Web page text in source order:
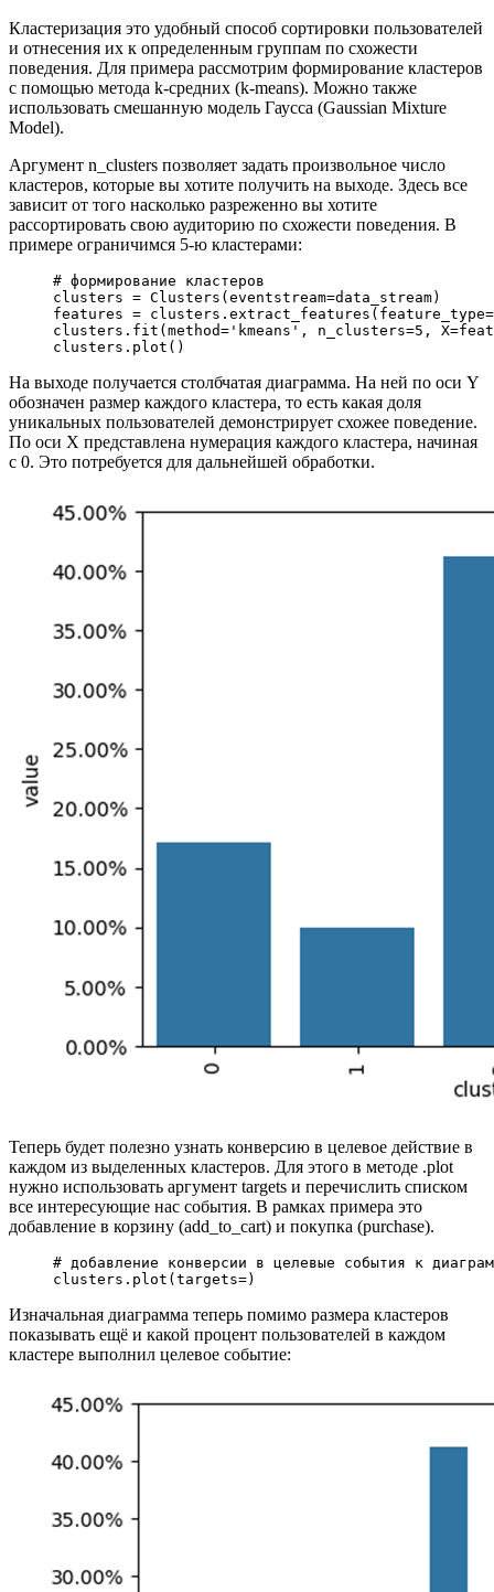
Кластеризация это удобный способ сортировки пользователей
и отнесения их к определенным группам по схожести
поведения. Для примера рассмотрим формирование кластеров
с помощью метода k-средних (k-means). Можно также
использовать смешанную модель Гаусса (Gaussian Mixture
Model).
Аргумент n_clusters позволяет задать произвольное число
кластеров, которые вы хотите получить на выходе. Здесь все
зависит от того насколько разреженно вы хотите
рассортировать свою аудиторию по схожести поведения. В
примере ограничимся 5-ю кластерами:
# формирование кластеров
clusters = Clusters(eventstream=data_stream)
features = clusters.extract_features( feature_type=
clusters.fit(method= 'kmeans' , n_clusters=5 , X=
clusters.plot()
На выходе получается столбчатая диаграмма. На ней по оси Y
обозначен размер каждого кластера, то есть какая доля
уникальных пользователей демонстрирует схожее поведение.
По оси X представлена нумерация каждого кластера, начиная
с 0. Это потребуется для дальнейшей обработки.
Теперь будет полезно узнать конверсию в целевое действие в
каждом из выделенных кластеров. Для этого в методе .plot
нужно использовать аргумент targets и перечислить списком
все интересующие нас события. В рамках примера это
добавление в корзину (add_to_cart) и покупка (purchase).
# добавление конверсии в целевые события к
clusters.plot(targets=)
Изначальная диаграмма теперь помимо размера кластеров
показывать ещё и какой процент пользователей в каждом
кластере выполнил целевое событие: